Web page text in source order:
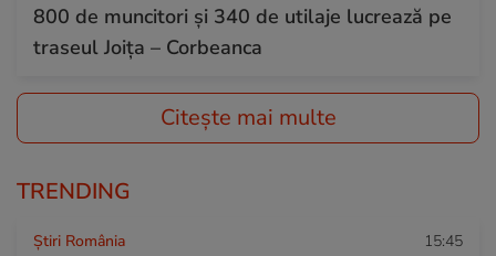
800 de muncitori și 340 de utilaje lucrează pe
traseul Joița – Corbeanca
Citește mai multe
TRENDING
Știri România 15:45